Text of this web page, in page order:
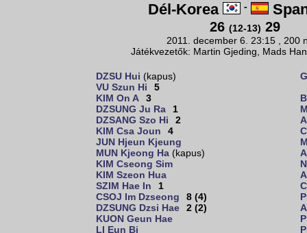
Dél-Korea -
26 (12-13) 29
2011. december 6. 23:15 , 200
Játékvezetők: Martin Gjeding, Mads
DZSU Hui (kapus)
VU Szun Hi
5
KIM On A
3
DZSUNG Ju Ra
1
DZSANG Szo Hi
2
KIM Csa Joun
4
JUN Hjeun Kjeung
MUN Kjeong Ha (kapus)
KIM Cseong Sim
KIM Szeon Hua
SZIM Hae In
1
CSOJ Im Dzseong
8 (4)
DZSUNG Dzsi Hae
2 (2)
KUON Geun Hae
LI Eun Bi